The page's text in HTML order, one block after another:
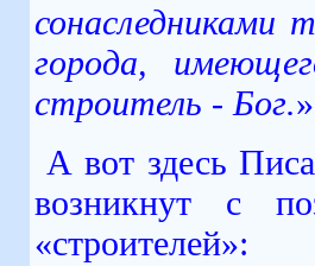
сонаследниками
города,
строитель - Бог.
А вот здесь
возникнут с
«строителей»: